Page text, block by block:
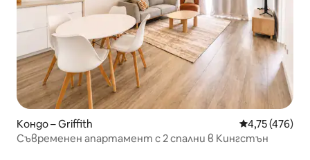
Кондо – Griffith Средна
4,75 (476)
Съвременен апартамент с 2 спални в Кингстън